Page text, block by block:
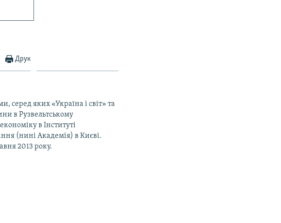
Друк
серед яких «Україна і світ» та
в Рузвельтському
в Інституті
(нині Академія) в Києві.
2013 року.